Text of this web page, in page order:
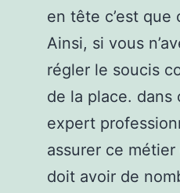
en tête c’est que
Ainsi, si vous
régler le soucis
de la place. dans
expert
assurer ce
doit avoir de